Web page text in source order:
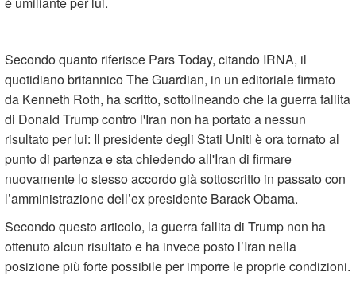
Secondo quanto riferisce Pars Today, citando IRNA, il
quotidiano britannico The Guardian, in un editoriale firmato
da Kenneth Roth, ha scritto, sottolineando che la guerra fallita
di Donald Trump contro l'Iran non ha portato a nessun
risultato per lui: Il presidente degli Stati Uniti è ora tornato al
punto di partenza e sta chiedendo all'Iran di firmare
nuovamente lo stesso accordo già sottoscritto in passato con
l’amministrazione dell’ex presidente Barack Obama.
Secondo questo articolo, la guerra fallita di Trump non ha
ottenuto alcun risultato e ha invece posto l’Iran nella
posizione più forte possibile per imporre le proprie condizioni.